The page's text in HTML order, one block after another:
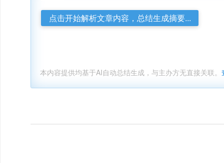
点击开始解析文章内容，总结生成摘要...
本内容提供均基于AI自动总结生成，与主办方无直接关联。